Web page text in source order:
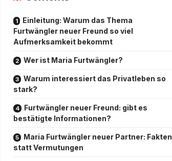
Einleitung: Warum das Thema
Furtwängler neuer Freund so viel
Aufmerksamkeit bekommt
Wer ist Maria Furtwängler?
Warum interessiert das Privatleben so
stark?
Furtwängler neuer Freund: gibt es
bestätigte Informationen?
Maria Furtwängler neuer Partner: Fakten
statt Vermutungen